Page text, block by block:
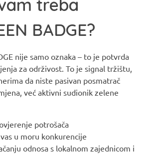
treba
BADGE?
nije samo oznaka – to je potvrda
za održivost. To je signal tržištu,
da niste pasivan posmatrač
već aktivni sudionik zelene
potrošača
u moru konkurencije
odnosa s lokalnom zajednicom i